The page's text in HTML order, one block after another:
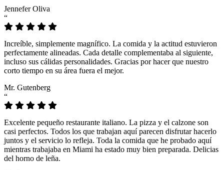
Jennefer Oliva
“
Increíble, simplemente magnífico. La comida y la actitud estuvieron
perfectamente alineadas. Cada detalle complementaba al siguiente,
incluso sus cálidas personalidades. Gracias por hacer que nuestro
corto tiempo en su área fuera el mejor.
Mr. Gutenberg
“
Excelente pequeño restaurante italiano. La pizza y el calzone son
casi perfectos. Todos los que trabajan aquí parecen disfrutar hacerlo
juntos y el servicio lo refleja. Toda la comida que he probado aquí
mientras trabajaba en Miami ha estado muy bien preparada. Delicias
del horno de leña.